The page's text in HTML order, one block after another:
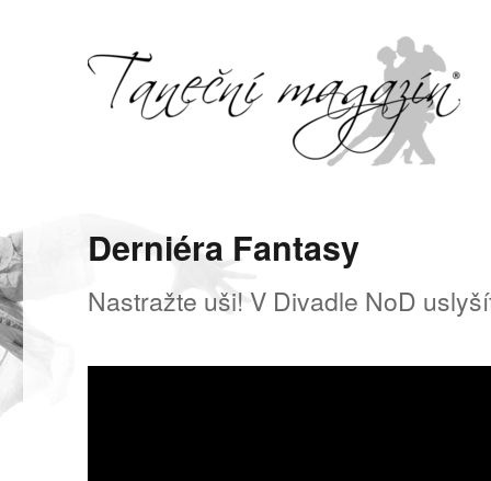
Derniéra Fantasy
Nastražte uši! V Divadle NoD